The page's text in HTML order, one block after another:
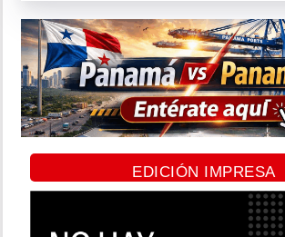
EDICIÓN IMPRESA